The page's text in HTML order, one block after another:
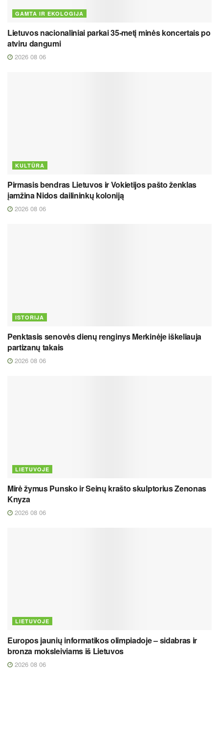
GAMTA IR EKOLOGIJA
Lietuvos nacionaliniai parkai 35-metį minės koncertais po
atviru dangumi
2026 08 06
KULTŪRA
Pirmasis bendras Lietuvos ir Vokietijos pašto ženklas
įamžina Nidos dailininkų koloniją
2026 08 06
ISTORIJA
Penktasis senovės dienų renginys Merkinėje iškeliauja
partizanų takais
2026 08 06
LIETUVOJE
Mirė žymus Punsko ir Seinų krašto skulptorius Zenonas
Knyza
2026 08 06
LIETUVOJE
Europos jaunių informatikos olimpiadoje – sidabras ir
bronza moksleiviams iš Lietuvos
2026 08 06